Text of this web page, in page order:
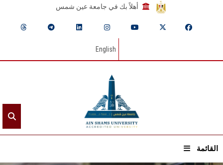
أهلاً بك في جامعة عين شمس
English
القائمة